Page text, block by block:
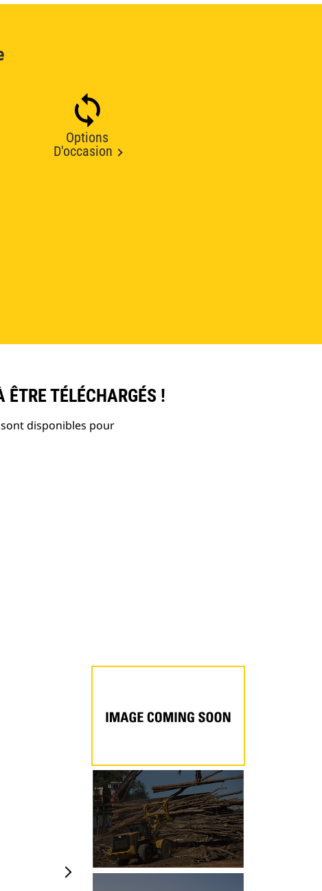
Options
D'occasion
ÊTRE TÉLÉCHARGÉS !
disponibles pour